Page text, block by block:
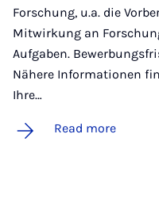
Forschung, u.a. die
Mitwirkung an
Aufgaben.
Nähere Informationen
Ihre…
Read more